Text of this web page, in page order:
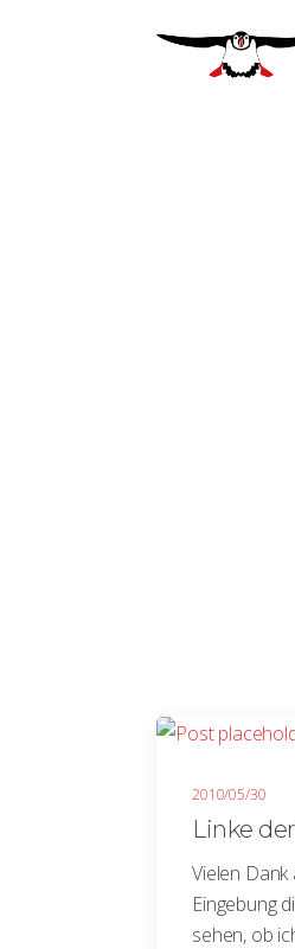
2010/05/30
Linke
Vielen
Eingebung
sehen, ob